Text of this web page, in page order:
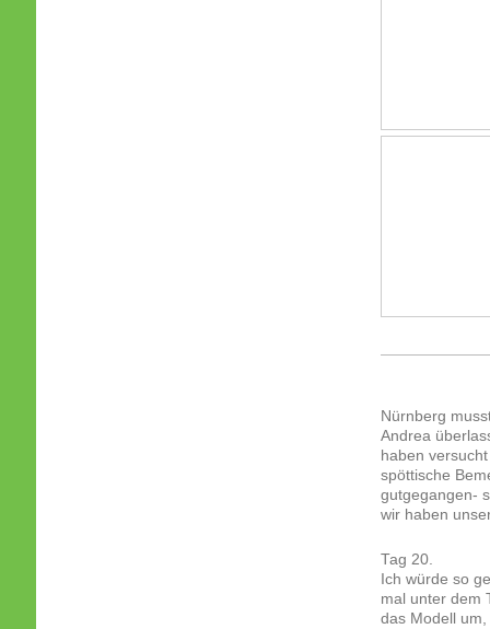
Nürnberg
Andrea
haben
spöttische
gutgegangen-
wir haben
Tag 20.
Ich würde so
mal unter dem
das Modell